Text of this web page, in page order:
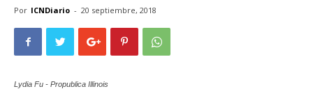
Por ICNDiario - 20 septiembre, 2018
Lydia Fu - Propublica Illinois